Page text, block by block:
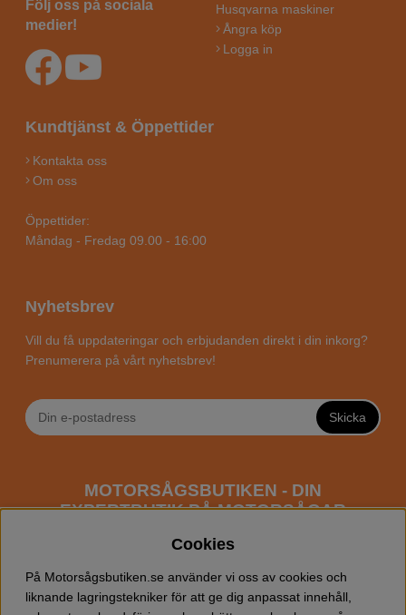
Följ oss på sociala
medier!
Husqvarna maskiner
Ångra köp
Logga in
Kundtjänst & Öppettider
Kontakta oss
Om oss
Öppettider:
Måndag - Fredag 09.00 - 16:00
Nyhetsbrev
Vill du få uppdateringar och erbjudanden direkt i din inkorg?
Prenumerera på vårt nyhetsbrev!
Skicka
MOTORSÅGSBUTIKEN - DIN
EXPERTBUTIK PÅ MOTORSÅGAR
fokus mot entusiaster och professionella användare av
motorsågar. Vi erbjuder ett brett sortiment av
Cookies
På Motorsågsbutiken.se använder vi oss av cookies och
liknande lagringstekniker för att ge dig anpassat innehåll,